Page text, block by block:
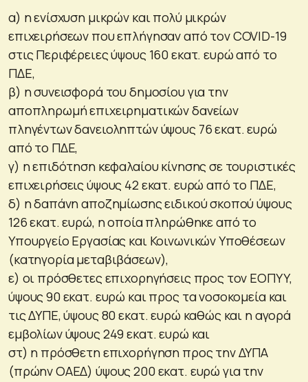
α) η ενίσχυση μικρών και πολύ μικρών
επιχειρήσεων που επλήγησαν από τον COVID-19
στις Περιφέρειες ύψους 160 εκατ. ευρώ από το
ΠΔΕ,
β) η συνεισφορά του δημοσίου για την
αποπληρωμή επιχειρηματικών δανείων
πληγέντων δανειοληπτών ύψους 76 εκατ. ευρώ
από το ΠΔΕ,
γ) η επιδότηση κεφαλαίου κίνησης σε τουριστικές
επιχειρήσεις ύψους 42 εκατ. ευρώ από το ΠΔΕ,
δ) η δαπάνη αποζημίωσης ειδικού σκοπού ύψους
126 εκατ. ευρώ, η οποία πληρώθηκε από το
Υπουργείο Εργασίας και Κοινωνικών Υποθέσεων
(κατηγορία μεταβιβάσεων),
ε) οι πρόσθετες επιχορηγήσεις προς τον ΕΟΠΥΥ,
ύψους 90 εκατ. ευρώ και προς τα νοσοκομεία και
τις ΔΥΠΕ, ύψους 80 εκατ. ευρώ καθώς και η αγορά
εμβολίων ύψους 249 εκατ. ευρώ και
στ) η πρόσθετη επιχορήγηση προς την ΔΥΠΑ
(πρώην ΟΑΕΔ) ύψους 200 εκατ. ευρώ για την